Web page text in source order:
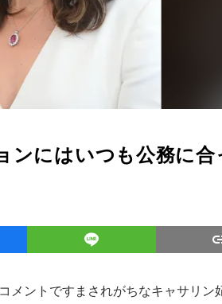
ンにはいつも公務に合
メントですまされがちなキャサリン